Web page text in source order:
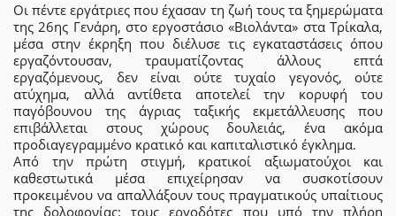
Οι πέντε εργάτριες που έχασαν τη ζωή τους τα ξημερώματα
της 26ης Γενάρη, στο εργοστάσιο «Βιολάντα» στα Τρίκαλα,
μέσα στην έκρηξη που διέλυσε τις εγκαταστάσεις όπου
εργαζόντουσαν, τραυματίζοντας άλλους επτά
εργαζόμενους, δεν είναι ούτε τυχαίο γεγονός, ούτε
ατύχημα, αλλά αντίθετα αποτελεί την κορυφή του
παγόβουνου της άγριας ταξικής εκμετάλλευσης που
επιβάλλεται στους χώρους δουλειάς, ένα ακόμα
προδιαγεγραμμένο κρατικό και καπιταλιστικό έγκλημα.
Από την πρώτη στιγμή, κρατικοί αξιωματούχοι και
καθεστωτικά μέσα επιχείρησαν να συσκοτίσουν
προκειμένου να απαλλάξουν τους πραγματικούς υπαίτιους
της δολοφονίας: τους εργοδότες που υπό την πλήρη